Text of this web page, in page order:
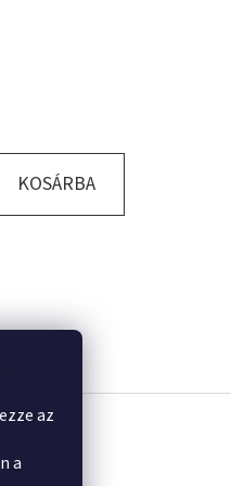
az
a
KOSÁRBA